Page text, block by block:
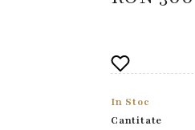
In Stoc
Cantitate